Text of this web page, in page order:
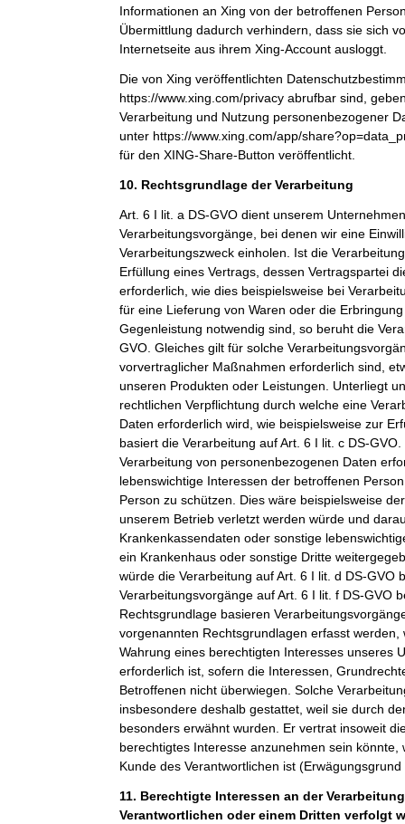
Informationen an Xing von der betroffenen
Übermittlung dadurch verhindern, dass sie sich
Internetseite aus ihrem Xing-Account ausloggt.
Die von Xing veröffentlichten
https://www.xing.com/privacy abrufbar sind,
Verarbeitung und Nutzung personenbezogener
unter https://www.xing.com/app/
für den XING-Share-Button veröffentlicht.
10. Rechtsgrundlage der Verarbeitung
Art. 6 I lit. a DS-GVO dient unserem
Verarbeitungsvorgänge, bei denen wir eine
Verarbeitungszweck einholen. Ist die
Erfüllung eines Vertrags, dessen Vertragspartei
erforderlich, wie dies beispielsweise bei
für eine Lieferung von Waren oder die
Gegenleistung notwendig sind, so beruht die
GVO. Gleiches gilt für solche
vorvertraglicher Maßnahmen erforderlich sind,
unseren Produkten oder Leistungen. Unterliegt
rechtlichen Verpflichtung durch welche eine
Daten erforderlich wird, wie beispielsweise zur
basiert die Verarbeitung auf Art. 6 I lit. c DS-
Verarbeitung von personenbezogenen Daten
lebenswichtige Interessen der betroffenen
Person zu schützen. Dies wäre beispielsweise
unserem Betrieb verletzt werden würde und
Krankenkassendaten oder sonstige
ein Krankenhaus oder sonstige Dritte
würde die Verarbeitung auf Art. 6 I lit. d DS-GVO
Verarbeitungsvorgänge auf Art. 6 I lit. f DS-GVO
Rechtsgrundlage basieren
vorgenannten Rechtsgrundlagen erfasst werden,
Wahrung eines berechtigten Interesses unseres
erforderlich ist, sofern die Interessen,
Betroffenen nicht überwiegen. Solche
insbesondere deshalb gestattet, weil sie durch
besonders erwähnt wurden. Er vertrat insoweit
berechtigtes Interesse anzunehmen sein
Kunde des Verantwortlichen ist
11. Berechtigte Interessen an der
Verantwortlichen oder einem Dritten verfolgt